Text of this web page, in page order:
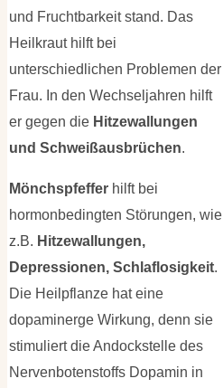
und Fruchtbarkeit stand. Das
Heilkraut hilft bei
unterschiedlichen Problemen der
Frau. In den Wechseljahren hilft
er gegen dieHitzewallungen
und Schweißausbrüchen.
Mönchspfefferhilft bei
hormonbedingten Störungen, wie
z.B. Hitzewallungen,
Depressionen, Schlaflosigkeit.
Die Heilpflanze hat eine
dopaminerge Wirkung, denn sie
stimuliert die Andockstelle des
Nervenbotenstoffs Dopamin in